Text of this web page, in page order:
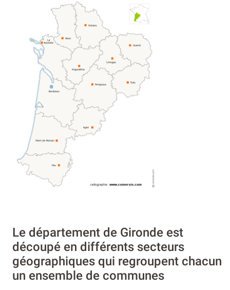
Le département de Gironde est
découpé en différents secteurs
géographiques qui regroupent chacun
un ensemble de communes